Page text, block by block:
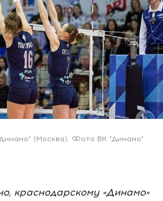
(Москва). Фото ВК "Динамо"
краснодарскому «Динамо»